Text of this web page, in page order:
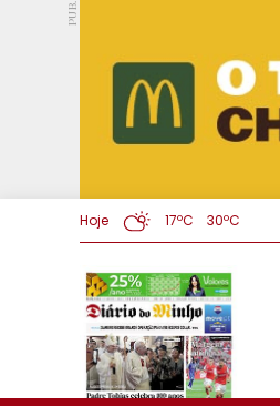
PUB.
Hoje 17ºC 30ºC